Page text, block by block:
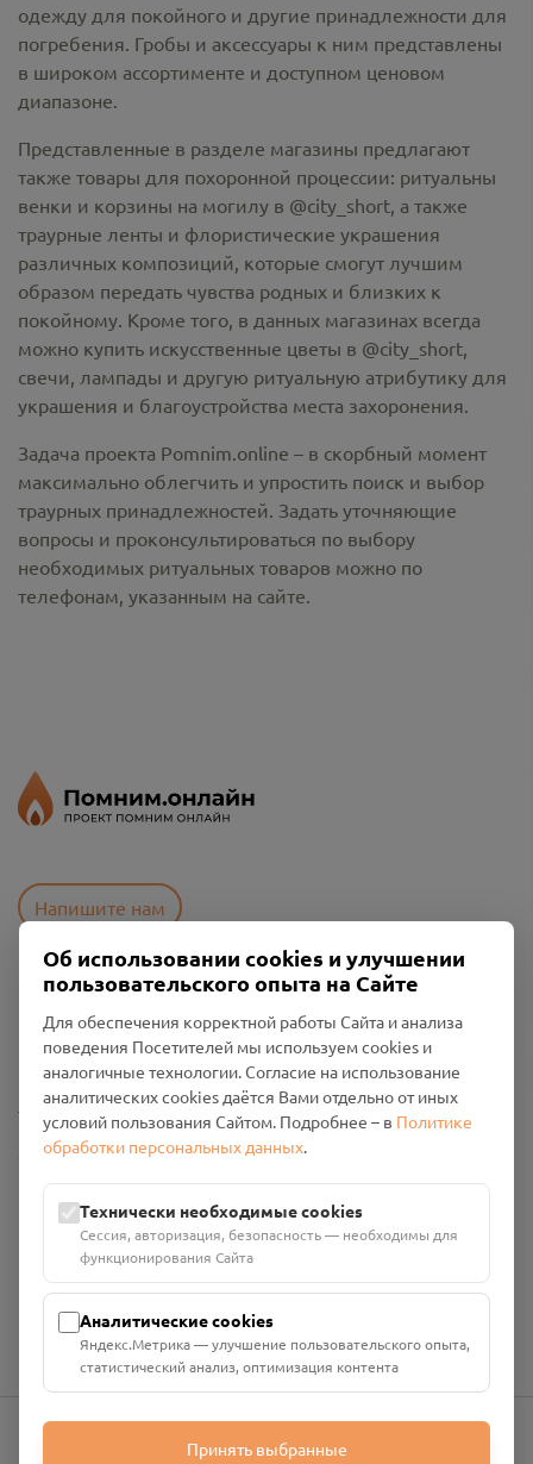
одежду для покойного и другие принадлежности для
погребения. Гробы и аксессуары к ним представлены
в широком ассортименте и доступном ценовом
диапазоне.
Представленные в разделе магазины предлагают
также товары для похоронной процессии: ритуальны
венки и корзины на могилу в @city_short, а также
траурные ленты и флористические украшения
различных композиций, которые смогут лучшим
образом передать чувства родных и близких к
покойному. Кроме того, в данных магазинах всегда
можно купить искусственные цветы в @city_short,
свечи, лампады и другую ритуальную атрибутику для
украшения и благоустройства места захоронения.
Задача проекта Pomnim.online – в скорбный момент
максимально облегчить и упростить поиск и выбор
траурных принадлежностей. Задать уточняющие
вопросы и проконсультироваться по выбору
необходимых ритуальных товаров можно по
телефонам, указанным на сайте.
Напишите нам
Политика конфиденциальности
Промо-материалы
Настройки cookies
Общество с ограниченной ответственностью «Смоленский
Проект Помним»
ИНН: 6700029207 ОГРН: 1256700001986
Юридический адрес: 216790, Смоленская область, р-н
Руднянский, г. Рудня, улица Западная, д. 26А, пом. 18
Номер счёта: 40702810901130004287 в АО "АЛЬФА-БАНК"
Об использовании cookies и улучшении
пользовательского опыта на Сайте
Для обеспечения корректной работы Сайта и анализа
поведения Посетителей мы используем cookies и
аналогичные технологии. Согласие на использование
аналитических cookies даётся Вами отдельно от иных
условий пользования Сайтом. Подробнее – в Политике
обработки персональных данных.
Технически необходимые cookies
Сессия, авторизация, безопасность — необходимы для
функционирования Сайта
Аналитические cookies
Яндекс.Метрика — улучшение пользовательского опыта,
статистический анализ, оптимизация контента
Принять выбранные